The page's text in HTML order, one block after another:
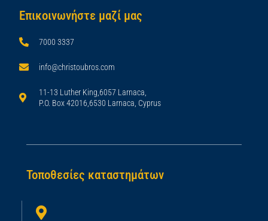
Επικοινωνήστε μαζί μας
7000 3337
info@christoubros.com
11-13 Luther King,6057 Larnaca,
P.O. Box 42016,6530 Larnaca, Cyprus
Τοποθεσίες καταστημάτων